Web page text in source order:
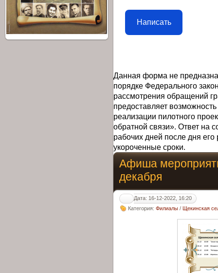
Написать
Данная форма не
порядке Федерального
рассмотрения обращений
предоставляет
реализации пилотного
обратной связи». Ответ на
рабочих дней после дня
укороченные сроки.
Афиша
декабря
Дата: 16-12-2022, 16:20
Категория: Филиалы / Щекинская